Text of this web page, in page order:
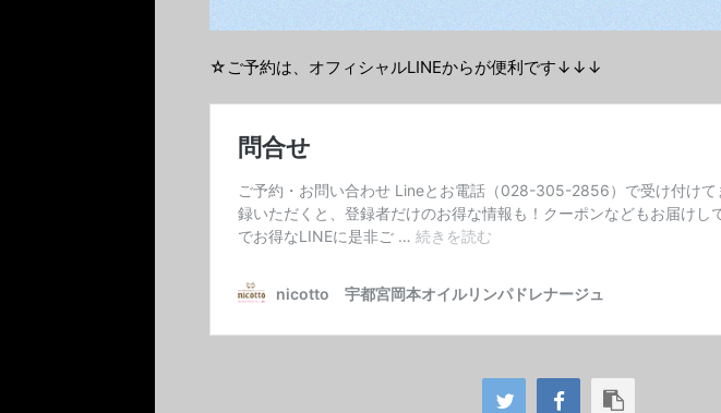
☆ご予約は、オフィシャルLINEからが便利です↓↓↓